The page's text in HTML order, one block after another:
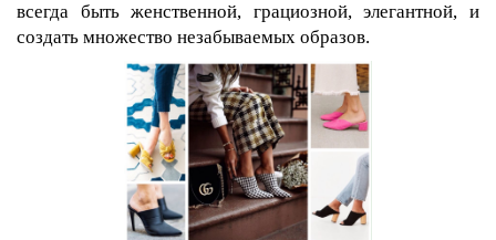
всегда быть женственной, грациозной, элегантной, и
создать множество незабываемых образов.